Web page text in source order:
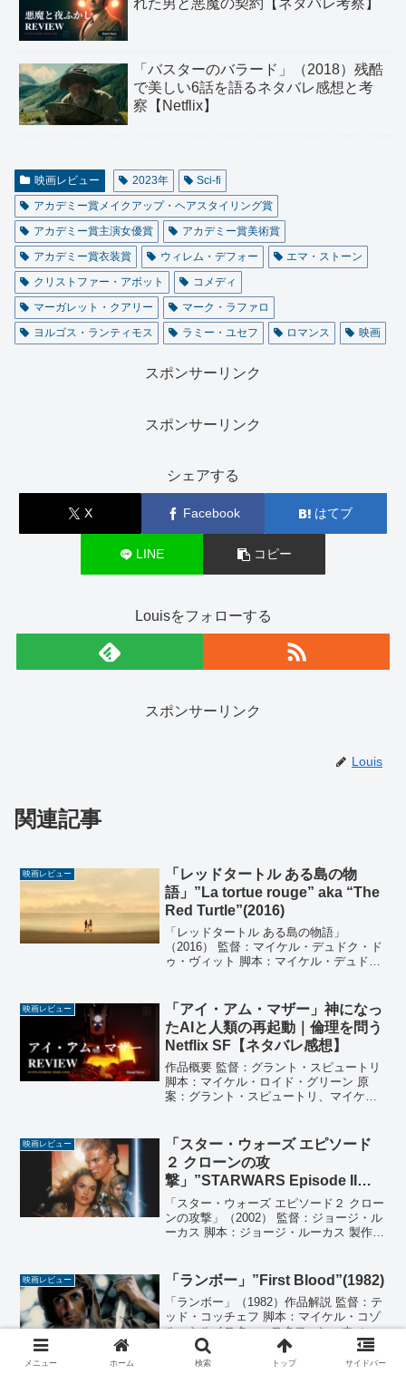
「バスターのバラード」（2018）残酷
で美しい6話を語るネタバレ感想と考
察【Netflix】
映画レビュー 2023年
Sci-fi
アカデミー賞メイクアップ・ヘアスタイリング賞
アカデミー賞主演女優賞
アカデミー賞美術賞
アカデミー賞衣装賞
ウィレム・デフォー
エマ・ストーン
クリストファー・アボット
コメディ
マーガレット・クアリー
マーク・ラファロ
ヨルゴス・ランティモス
ラミー・ユセフ ロマンス 映画
スポンサーリンク
スポンサーリンク
シェアする
X Facebook はてブ
LINE コピー
Louisをフォローする
スポンサーリンク
Louis
関連記事
映画レビュー
「レッドタートル ある島の物
語」”La tortue rouge” aka “The
Red Turtle”(2016)
「レッドタートル ある島の物語」
（2016） 監督：マイケル・デュドク・ド
ゥ・ヴィット 脚本：マイケル・デュド
ィット 製作：鈴木敏夫、ヴァンサン・マ
ラヴァル、パスカル...
映画レビュー
「アイ・アム・マザー」神になっ
たAIと人類の再起動｜倫理を問う
Netflix SF【ネタバレ感想】
作品概要 監督：グラント・スピュートリ
脚本：マイケル・ロイド・グリーン 原
案：グラント・スピュートリ、マイケ
作総指揮：パリス・カシドコスタス＝ラ
トシス、テリー・ダガ...
映画レビュー
「スター・ウォーズ エピソード
２ クローンの攻
撃」”STARWARS Episode II
Attack of the Clones”(2002)
「スター・ウォーズ エピソード２ クロー
ンの攻撃」（2002） 監督：ジョージ・ル
ーカス 脚本：ジョージ・ルーカス 製作：
楽：ジョン・ウィリアムズ 撮影：デヴィ
ッド・...
映画レビュー 「ランボー」”First Blood”(1982)
「ランボー」（1982）作品解説 監督：テ
ッド・コッチェフ 脚本：マイケル・コゾ
ル、シルベスター・スタローン、ウィリ
アム・サックハイム 原作：デヴィッド・
マレル 「一人だけの軍隊」 製作：バ
メニュー ホーム 検索 トップ サイドバー